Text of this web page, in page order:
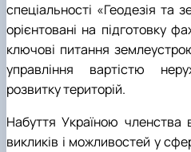
спеціальності «Геодезія та
орієнтовані на підготовку
ключові питання
управління вартістю
розвитку територій.
Набуття Україною
викликів і можливостей у